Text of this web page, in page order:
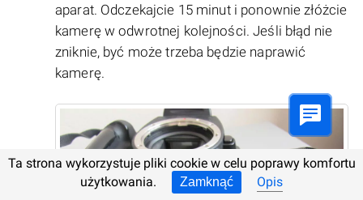
aparat. Odczekajcie 15 minut i ponownie złóżcie
kamerę w odwrotnej kolejności. Jeśli błąd nie
zniknie, być może trzeba będzie naprawić
kamerę.
Ta strona wykorzystuje pliki cookie w celu poprawy komfortu
użytkowania.
Zamknąć Opis